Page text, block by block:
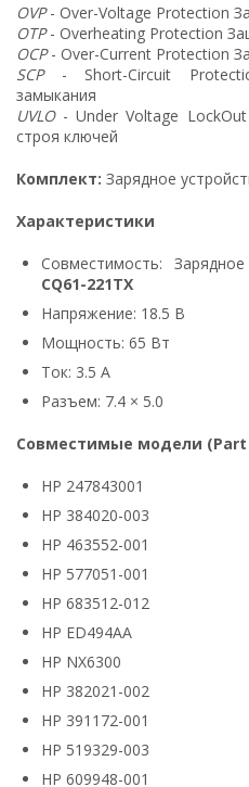
OVP- Over-Voltage Protection
OTP- Overheating Protection
OCP- Over-Current Protection
SCP- Short-Circuit
замыкания
UVLO- Under Voltage
строя ключей
Комплект: Зарядное
Характеристики
Совместимость:
CQ61-221TX
Напряжение: 18.5 В
Мощность: 65 Вт
Ток: 3.5 А
Разъем: 7.4 × 5.0
Совместимые модели (Part
HP 247843001
HP 384020-003
HP 463552-001
HP 577051-001
HP 683512-012
HP ED494AA
HP NX6300
HP 382021-002
HP 391172-001
HP 519329-003
HP 609948-001